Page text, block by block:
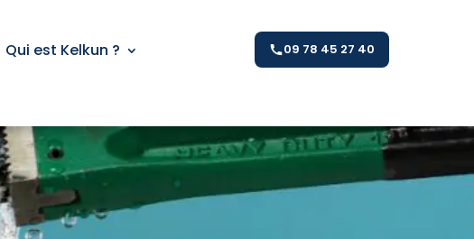
Qui est Kelkun ?
09 78 45 27 40